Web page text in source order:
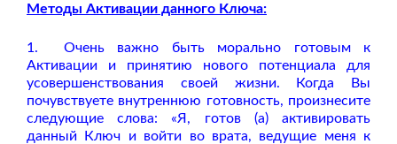
Методы Активации данного Ключа:
1.
Очень важно быть морально готовым к
Активации и принятию нового потенциала для
усовершенствования своей жизни. Когда Вы
почувствуете внутреннюю готовность, произнесите
следующие слова: «Я, готов (а) активировать
данный Ключ и войти во врата, ведущие меня к